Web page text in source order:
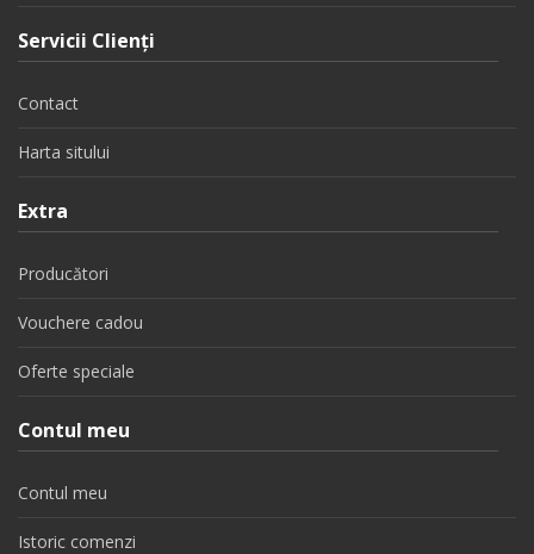
Servicii Clienţi
Contact
Harta sitului
Extra
Producători
Vouchere cadou
Oferte speciale
Contul meu
Contul meu
Istoric comenzi